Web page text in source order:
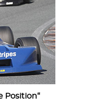
Position“